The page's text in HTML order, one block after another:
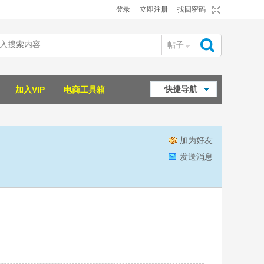
登录 立即注册 找回密码
帖子
快捷导航
加入VIP 电商工具箱
加为好友
发送消息